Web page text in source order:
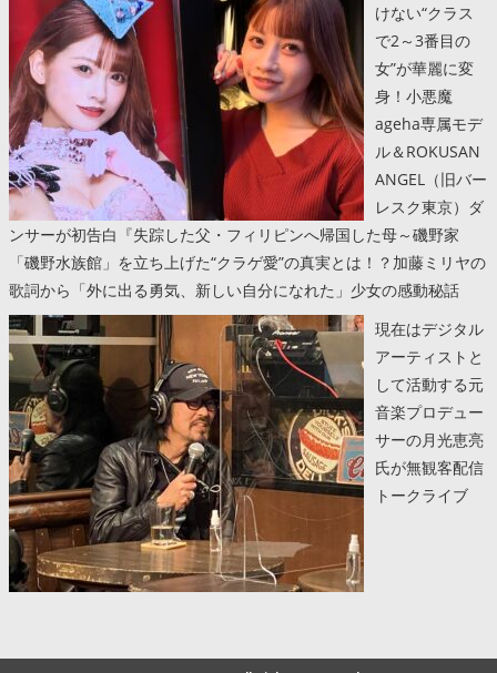
けない“クラス
で2～3番目の
女”が華麗に変
身！小悪魔
ageha専属モデ
ル＆ROKUSAN
ANGEL（旧バー
レスク東京）ダ
ンサーが初告白『失踪した父・フィリピンへ帰国した母～磯野家
「磯野水族館」を立ち上げた“クラゲ愛”の真実とは！？加藤ミリヤの
歌詞から「外に出る勇気、新しい自分になれた」少女の感動秘話
現在はデジタル
アーティストと
して活動する元
音楽プロデュー
サーの月光恵亮
氏が無観客配信
トークライブ